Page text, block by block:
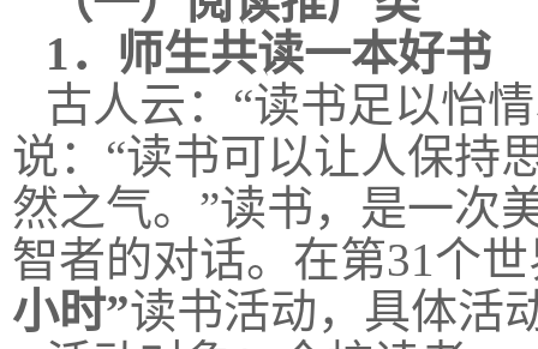
1． 师生共读一本好书
古人云：“读书足以怡
说：“读书可以让人保持
然之气。”读书，是一次
智者的对话。在第31个
小时”读书活动，具体活